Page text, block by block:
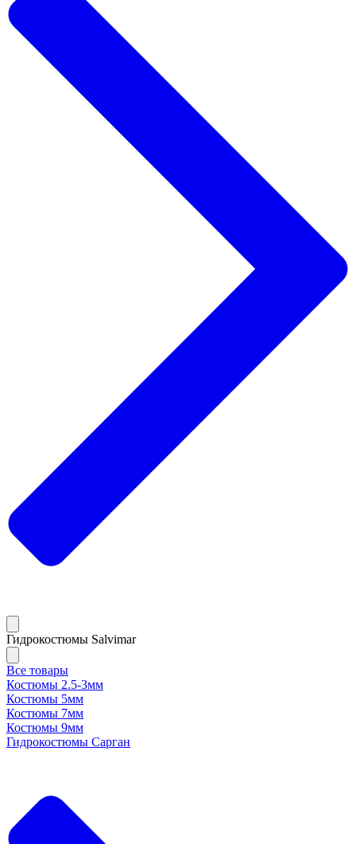
Гидрокостюмы Salvimar
Все товары
Костюмы 2.5-3мм
Костюмы 5мм
Костюмы 7мм
Костюмы 9мм
Гидрокостюмы Сарган